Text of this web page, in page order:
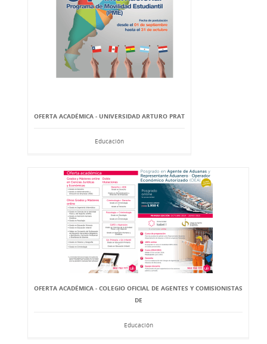
OFERTA ACADÉMICA - UNIVERSIDAD ARTURO PRAT
Educación
OFERTA ACADÉMICA - COLEGIO OFICIAL DE AGENTES Y COMISIONISTAS
DE
Educación